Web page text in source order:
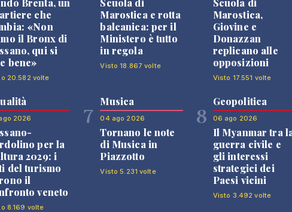
Brenta, un
che
«Non
il Bronx di
qui si
bene»
20.582 volte
Scuola di
Marostica e rotta
balcanica: per il
Ministero è tutto
in regola
Visto 18.867 volte
Scuola di
Marostica,
Giovine e
Donazzan
replicano alle
opposizioni
Visto 17.551 volte
2026
per la
2029: i
del turismo
il
veneto
8.169 volte
7
Musica
04 ago 2026
Tornano le note
di Musica in
Piazzotto
Visto 5.231 volte
8
Geopolitica
06 ago 2026
Il Myanmar tra
guerra civile e
gli interessi
strategici dei
Paesi vicini
Visto 3.492 volte